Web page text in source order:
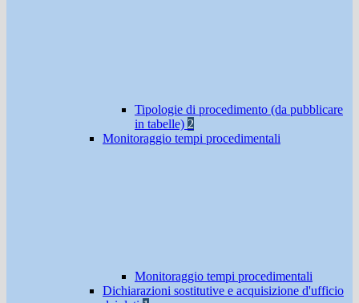
Tipologie di procedimento (da pubblicare
in tabelle) 2
Monitoraggio tempi procedimentali
Monitoraggio tempi procedimentali
Dichiarazioni sostitutive e acquisizione d'ufficio